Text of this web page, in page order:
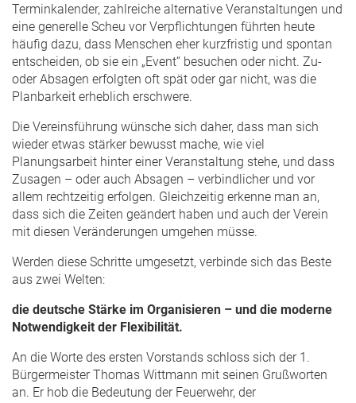
Terminkalender, zahlreiche alternative Veranstaltungen und
eine generelle Scheu vor Verpflichtungen führten heute
häufig dazu, dass Menschen eher kurzfristig und spontan
entscheiden, ob sie ein „Event“ besuchen oder nicht. Zu-
oder Absagen erfolgten oft spät oder gar nicht, was die
Planbarkeit erheblich erschwere.
Die Vereinsführung wünsche sich daher, dass man sich
wieder etwas stärker bewusst mache, wie viel
Planungsarbeit hinter einer Veranstaltung stehe, und dass
Zusagen – oder auch Absagen – verbindlicher und vor
allem rechtzeitig erfolgen. Gleichzeitig erkenne man an,
dass sich die Zeiten geändert haben und auch der Verein
mit diesen Veränderungen umgehen müsse.
Werden diese Schritte umgesetzt, verbinde sich das Beste
aus zwei Welten:
die deutsche Stärke im Organisieren – und die moderne
Notwendigkeit der Flexibilität.
An die Worte des ersten Vorstands schloss sich der 1.
Bürgermeister Thomas Wittmann mit seinen Grußworten
an. Er hob die Bedeutung der Feuerwehr, der